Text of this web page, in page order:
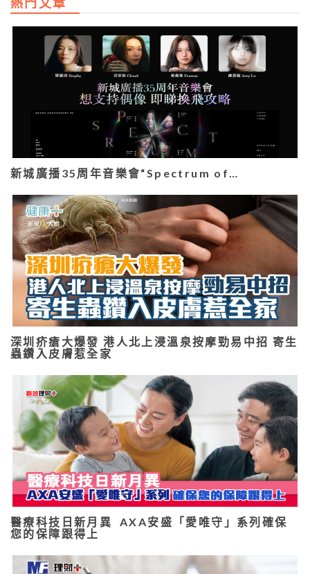
新城廣播35周年音樂會“Spectrum of…
深圳疥瘡大爆發 港人北上浸溫泉按摩勁易中招 寄生
蟲鑽入皮膚惹全家
醫療科技日新月異 AXA安盛「愛唯守」系列確保
您的保障跟得上